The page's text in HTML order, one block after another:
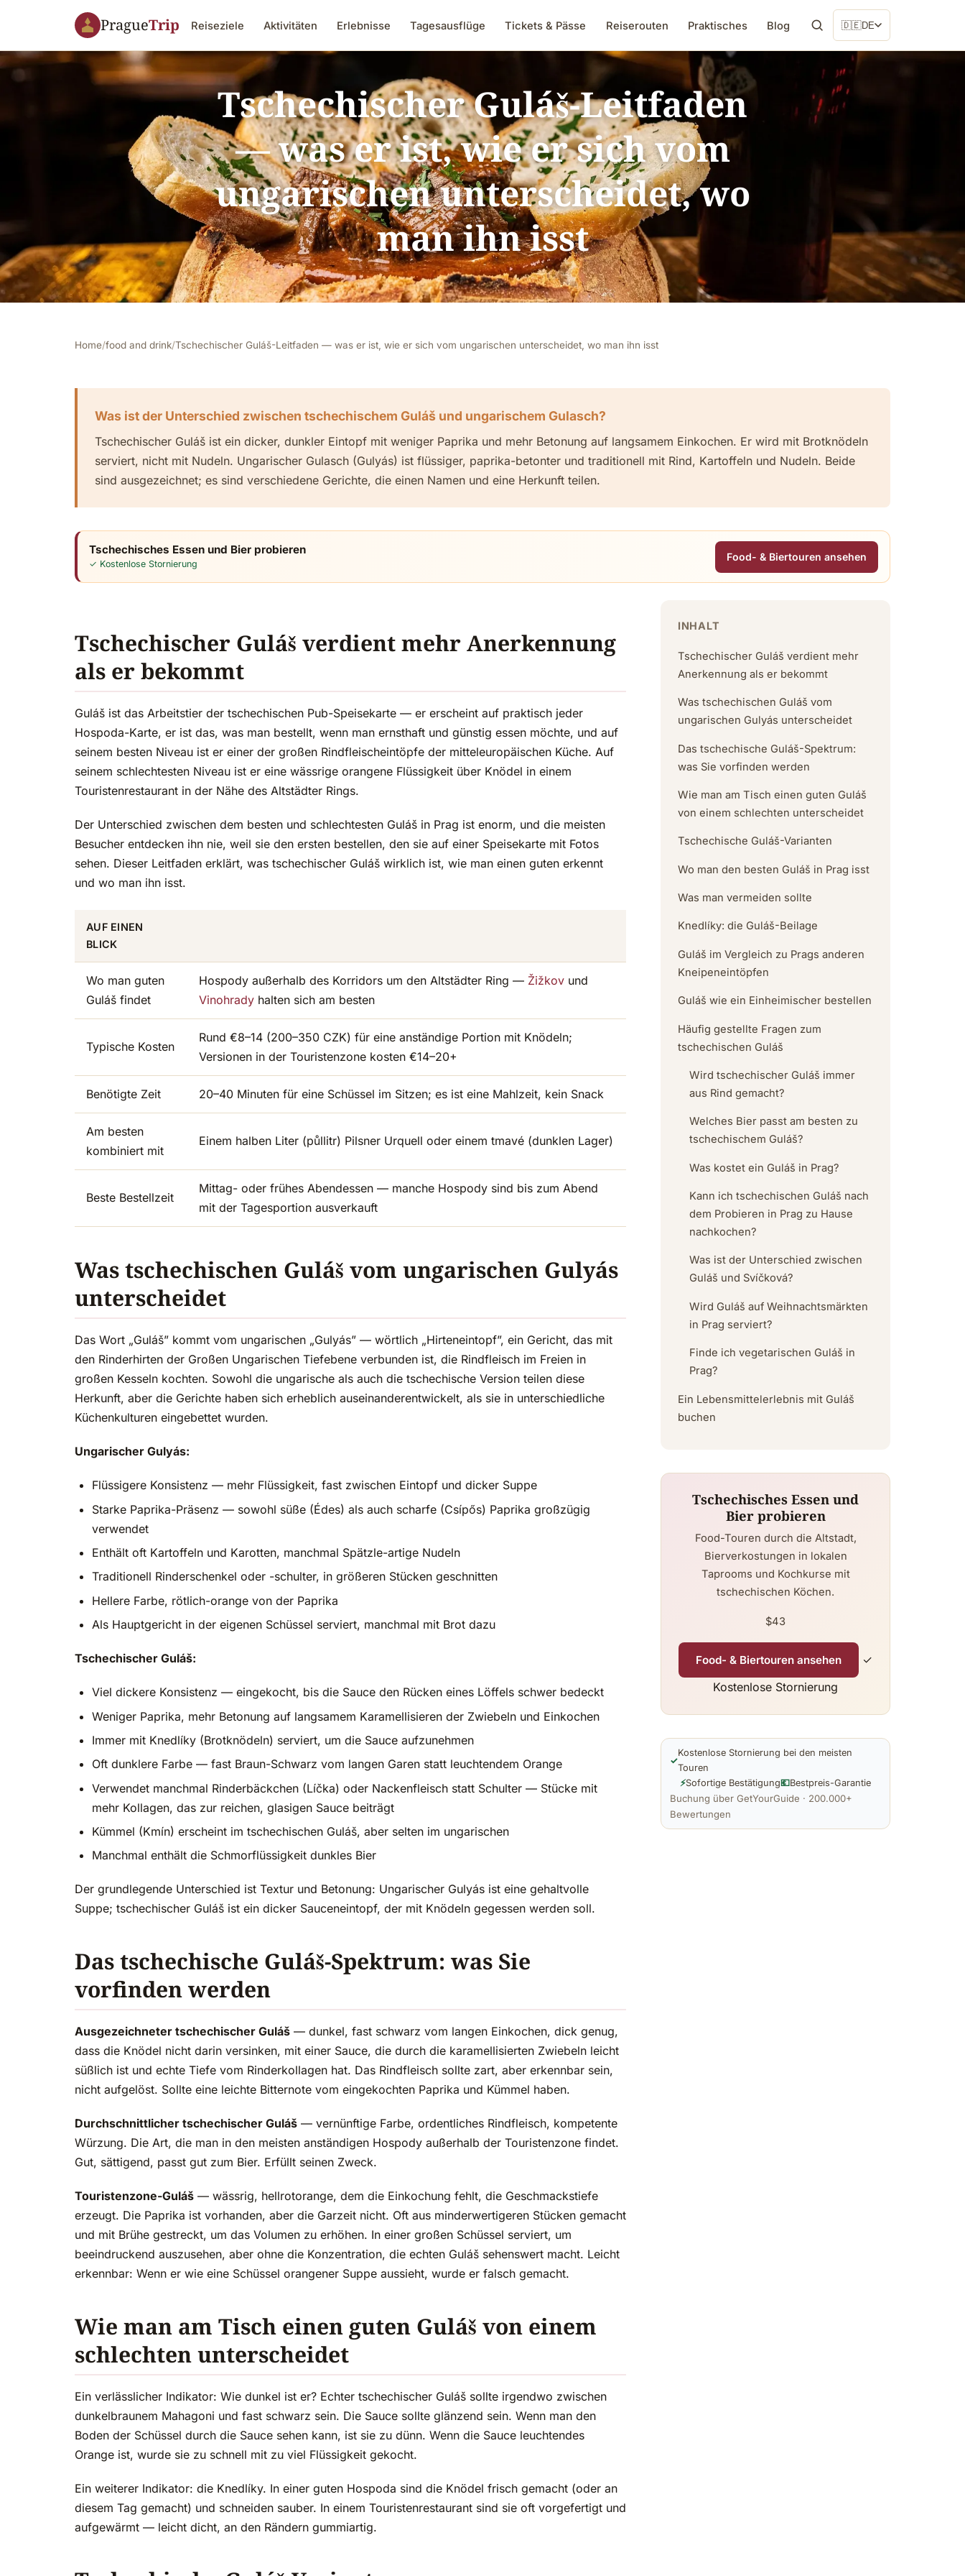
PragueTrip Reiseziele Aktivitäten Erlebnisse Tagesausflüge Tickets & Pässe Reiserouten Praktisches Blog 🇩🇪DE
Tschechischer Guláš-Leitfaden
— was er ist, wie er sich vom
ungarischen unterscheidet, wo
man ihn isst
Home/food and drink/Tschechischer Guláš-Leitfaden — was er ist, wie er sich vom ungarischen unterscheidet, wo man ihn isst
Was ist der Unterschied zwischen tschechischem Guláš und ungarischem Gulasch?
Tschechischer Guláš ist ein dicker, dunkler Eintopf mit weniger Paprika und mehr Betonung auf langsamem Einkochen. Er wird mit Brotknödeln
serviert, nicht mit Nudeln. Ungarischer Gulasch (Gulyás) ist flüssiger, paprika-betonter und traditionell mit Rind, Kartoffeln und Nudeln. Beide
sind ausgezeichnet; es sind verschiedene Gerichte, die einen Namen und eine Herkunft teilen.
Tschechisches Essen und Bier probieren
✓ Kostenlose Stornierung
Food- & Biertouren ansehen
Tschechischer Guláš verdient mehr Anerkennung
als er bekommt
Guláš ist das Arbeitstier der tschechischen Pub-Speisekarte — er erscheint auf praktisch jeder
Hospoda-Karte, er ist das, was man bestellt, wenn man ernsthaft und günstig essen möchte, und auf
seinem besten Niveau ist er einer der großen Rindfleischeintöpfe der mitteleuropäischen Küche. Auf
seinem schlechtesten Niveau ist er eine wässrige orangene Flüssigkeit über Knödel in einem
Touristenrestaurant in der Nähe des Altstädter Rings.
Der Unterschied zwischen dem besten und schlechtesten Guláš in Prag ist enorm, und die meisten
Besucher entdecken ihn nie, weil sie den ersten bestellen, den sie auf einer Speisekarte mit Fotos
sehen. Dieser Leitfaden erklärt, was tschechischer Guláš wirklich ist, wie man einen guten erkennt
und wo man ihn isst.
AUF EINEN
BLICK
Wo man guten
Guláš findet
Hospody außerhalb des Korridors um den Altstädter Ring — Žižkov und
Vinohrady halten sich am besten
Typische Kosten
Rund €8–14 (200–350 CZK) für eine anständige Portion mit Knödeln;
Versionen in der Touristenzone kosten €14–20+
Benötigte Zeit 20–40 Minuten für eine Schüssel im Sitzen; es ist eine Mahlzeit, kein Snack
Am besten
kombiniert mit
Einem halben Liter (půllitr) Pilsner Urquell oder einem tmavé (dunklen Lager)
Beste Bestellzeit
Mittag- oder frühes Abendessen — manche Hospody sind bis zum Abend
mit der Tagesportion ausverkauft
Was tschechischen Guláš vom ungarischen Gulyás
unterscheidet
Das Wort „Guláš” kommt vom ungarischen „Gulyás” — wörtlich „Hirteneintopf”, ein Gericht, das mit
den Rinderhirten der Großen Ungarischen Tiefebene verbunden ist, die Rindfleisch im Freien in
großen Kesseln kochten. Sowohl die ungarische als auch die tschechische Version teilen diese
Herkunft, aber die Gerichte haben sich erheblich auseinanderentwickelt, als sie in unterschiedliche
Küchenkulturen eingebettet wurden.
Ungarischer Gulyás:
Flüssigere Konsistenz — mehr Flüssigkeit, fast zwischen Eintopf und dicker Suppe
Starke Paprika-Präsenz — sowohl süße (Édes) als auch scharfe (Csípős) Paprika großzügig
verwendet
Enthält oft Kartoffeln und Karotten, manchmal Spätzle-artige Nudeln
Traditionell Rinderschenkel oder -schulter, in größeren Stücken geschnitten
Hellere Farbe, rötlich-orange von der Paprika
Als Hauptgericht in der eigenen Schüssel serviert, manchmal mit Brot dazu
Tschechischer Guláš:
Viel dickere Konsistenz — eingekocht, bis die Sauce den Rücken eines Löffels schwer bedeckt
Weniger Paprika, mehr Betonung auf langsamem Karamellisieren der Zwiebeln und Einkochen
Immer mit Knedlíky (Brotknödeln) serviert, um die Sauce aufzunehmen
Oft dunklere Farbe — fast Braun-Schwarz vom langen Garen statt leuchtendem Orange
Verwendet manchmal Rinderbäckchen (Líčka) oder Nackenfleisch statt Schulter — Stücke mit
mehr Kollagen, das zur reichen, glasigen Sauce beiträgt
Kümmel (Kmín) erscheint im tschechischen Guláš, aber selten im ungarischen
Manchmal enthält die Schmorflüssigkeit dunkles Bier
Der grundlegende Unterschied ist Textur und Betonung: Ungarischer Gulyás ist eine gehaltvolle
Suppe; tschechischer Guláš ist ein dicker Sauceneintopf, der mit Knödeln gegessen werden soll.
Das tschechische Guláš-Spektrum: was Sie
vorfinden werden
Ausgezeichneter tschechischer Guláš — dunkel, fast schwarz vom langen Einkochen, dick genug,
dass die Knödel nicht darin versinken, mit einer Sauce, die durch die karamellisierten Zwiebeln leicht
süßlich ist und echte Tiefe vom Rinderkollagen hat. Das Rindfleisch sollte zart, aber erkennbar sein,
nicht aufgelöst. Sollte eine leichte Bitternote vom eingekochten Paprika und Kümmel haben.
Durchschnittlicher tschechischer Guláš — vernünftige Farbe, ordentliches Rindfleisch, kompetente
Würzung. Die Art, die man in den meisten anständigen Hospody außerhalb der Touristenzone findet.
Gut, sättigend, passt gut zum Bier. Erfüllt seinen Zweck.
Touristenzone-Guláš — wässrig, hellrotorange, dem die Einkochung fehlt, die Geschmackstiefe
erzeugt. Die Paprika ist vorhanden, aber die Garzeit nicht. Oft aus minderwertigeren Stücken gemacht
und mit Brühe gestreckt, um das Volumen zu erhöhen. In einer großen Schüssel serviert, um
beeindruckend auszusehen, aber ohne die Konzentration, die echten Guláš sehenswert macht. Leicht
erkennbar: Wenn er wie eine Schüssel orangener Suppe aussieht, wurde er falsch gemacht.
Wie man am Tisch einen guten Guláš von einem
schlechten unterscheidet
Ein verlässlicher Indikator: Wie dunkel ist er? Echter tschechischer Guláš sollte irgendwo zwischen
dunkelbraunem Mahagoni und fast schwarz sein. Die Sauce sollte glänzend sein. Wenn man den
Boden der Schüssel durch die Sauce sehen kann, ist sie zu dünn. Wenn die Sauce leuchtendes
Orange ist, wurde sie zu schnell mit zu viel Flüssigkeit gekocht.
Ein weiterer Indikator: die Knedlíky. In einer guten Hospoda sind die Knödel frisch gemacht (oder an
diesem Tag gemacht) und schneiden sauber. In einem Touristenrestaurant sind sie oft vorgefertigt und
aufgewärmt — leicht dicht, an den Rändern gummiartig.
INHALT
Tschechischer Guláš verdient mehr
Anerkennung als er bekommt
Was tschechischen Guláš vom
ungarischen Gulyás unterscheidet
Das tschechische Guláš-Spektrum:
was Sie vorfinden werden
Wie man am Tisch einen guten Guláš
von einem schlechten unterscheidet
Tschechische Guláš-Varianten
Wo man den besten Guláš in Prag isst
Was man vermeiden sollte
Knedlíky: die Guláš-Beilage
Guláš im Vergleich zu Prags anderen
Kneipeneintöpfen
Guláš wie ein Einheimischer bestellen
Häufig gestellte Fragen zum
tschechischen Guláš
Wird tschechischer Guláš immer
aus Rind gemacht?
Welches Bier passt am besten zu
tschechischem Guláš?
Was kostet ein Guláš in Prag?
Kann ich tschechischen Guláš nach
dem Probieren in Prag zu Hause
nachkochen?
Was ist der Unterschied zwischen
Guláš und Svíčková?
Wird Guláš auf Weihnachtsmärkten
in Prag serviert?
Finde ich vegetarischen Guláš in
Prag?
Ein Lebensmittelerlebnis mit Guláš
buchen
Tschechisches Essen und
Bier probieren
Food-Touren durch die Altstadt,
Bierverkostungen in lokalen
Taprooms und Kochkurse mit
tschechischen Köchen.
$43
Food- & Biertouren ansehen
✓
Kostenlose Stornierung
✓
Kostenlose Stornierung bei den meisten
Touren
⚡Sofortige Bestätigung💶Bestpreis-Garantie
Buchung über GetYourGuide · 200.000+
Bewertungen